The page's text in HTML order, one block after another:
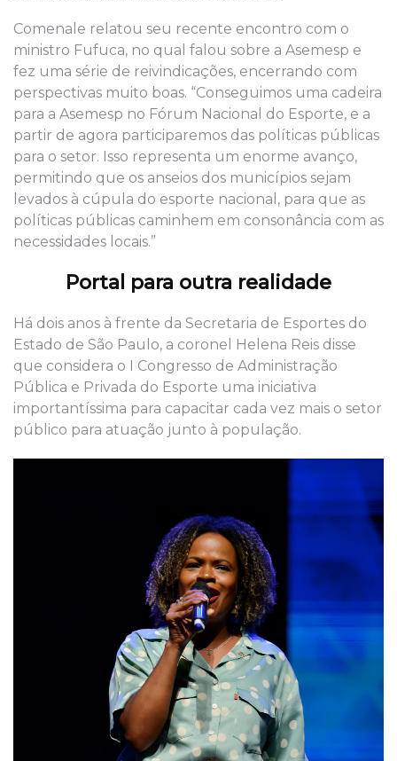
Comenale relatou seu recente encontro com o
ministro Fufuca, no qual falou sobre a Asemesp e
fez uma série de reivindicações, encerrando com
perspectivas muito boas. “Conseguimos uma cadeira
para a Asemesp no Fórum Nacional do Esporte, e a
partir de agora participaremos das políticas públicas
para o setor. Isso representa um enorme avanço,
permitindo que os anseios dos municípios sejam
levados à cúpula do esporte nacional, para que as
políticas públicas caminhem em consonância com as
necessidades locais.”
Portal para outra realidade
Há dois anos à frente da Secretaria de Esportes do
Estado de São Paulo, a coronel Helena Reis disse
que considera o I Congresso de Administração
Pública e Privada do Esporte uma iniciativa
importantíssima para capacitar cada vez mais o setor
público para atuação junto à população.